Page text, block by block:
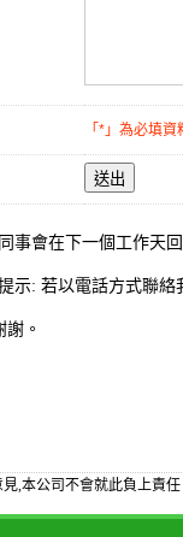
「*」為必填資
送出
事會在下一個工作天回
示: 若以電話方式聯
謝。
,本公司不會就此負上責任